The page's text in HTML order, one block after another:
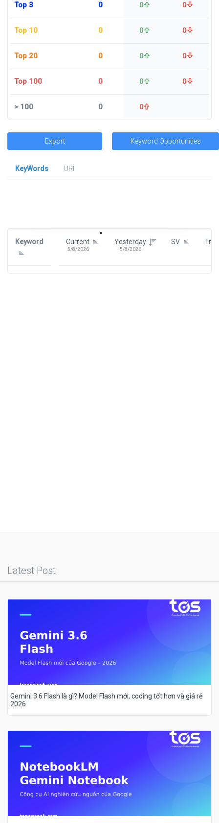
Top 3 0 0 0
Top 10 0 0 0
Top 20 0 0 0
Top 100 0 0 0
>100 0 0
Export Keyword Opportunities
KeyWords
URl
Keyword Current
5/8/2026
Yesterday
5/8/2026
SV
Latest Post
Gemini 3.6 Flash là gì? Model Flash mới, coding tốt hơn và giá rẻ
2026